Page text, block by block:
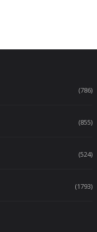
(786)
(855)
(524)
(1793)